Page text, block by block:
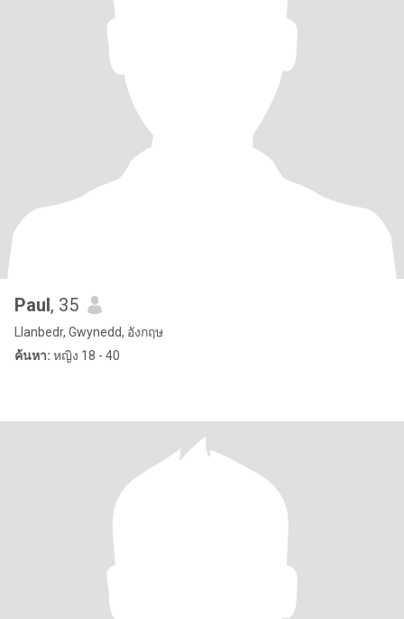
Paul, 35
Llanbedr, Gwynedd, อังกฤษ
ค้นหา: หญิง 18 - 40